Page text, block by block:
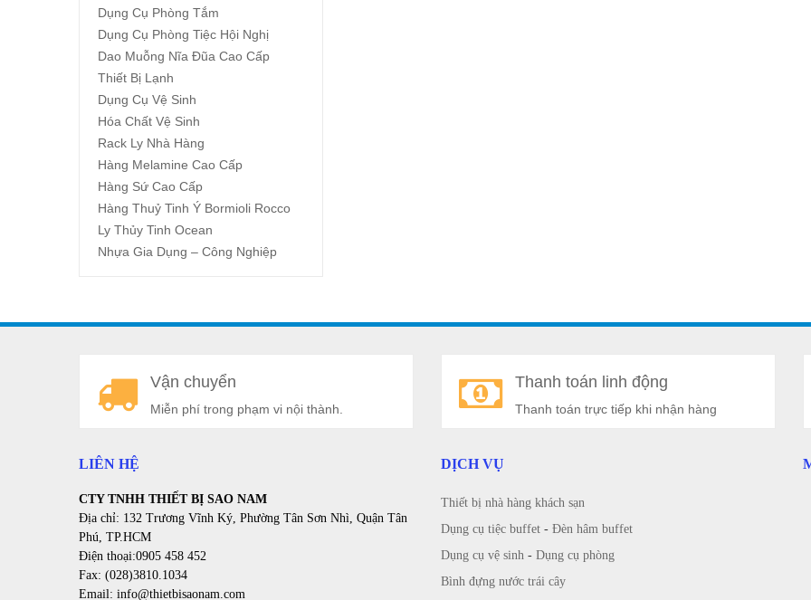
Dụng Cụ Phòng Tắm
Dụng Cụ Phòng Tiệc Hội Nghị
Dao Muỗng Nĩa Đũa Cao Cấp
Thiết Bị Lạnh
Dụng Cụ Vệ Sinh
Hóa Chất Vệ Sinh
Rack Ly Nhà Hàng
Hàng Melamine Cao Cấp
Hàng Sứ Cao Cấp
Hàng Thuỷ Tinh Ý Bormioli Rocco
Ly Thủy Tinh Ocean
Nhựa Gia Dụng – Công Nghiệp
Vận chuyển
Miễn phí trong phạm vi nội thành.
LIÊN HỆ
CTY TNHH THIẾT BỊ SAO NAM
Địa chỉ: 132 Trương Vĩnh Ký, Phường Tân Sơn Nhì, Quận Tân
Phú, TP.HCM
Điện thoại:0905 458 452
Fax: (028)3810.1034
Email: info@thietbisaonam.com
Thanh toán linh động
Thanh toán trực tiếp khi nhận hàng
DỊCH VỤ
Thiết bị nhà hàng khách sạn
Dụng cụ tiệc buffet - Đèn hâm buffet
Dụng cụ vệ sinh - Dụng cụ phòng
Bình đựng nước trái cây